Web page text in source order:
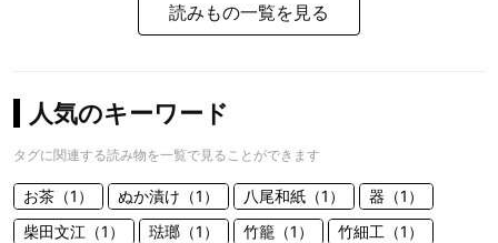
読みもの一覧を見る
人気のキーワード
タグに関連する読み物を一覧で見ることができます
お茶（1） ぬか漬け（1） 八尾和紙（1）
器（1）
柴田文江（1）
琺瑯（1） 竹籠（1） 竹細工（1）